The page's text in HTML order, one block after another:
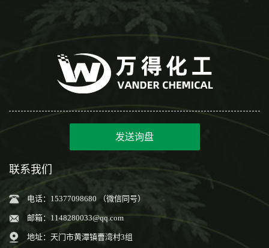
发送询盘
联系我们
电话：15377098680 （微信同号）
邮箱： 1148280033@qq.com
地址：天门市黄潭镇曹湾村3组